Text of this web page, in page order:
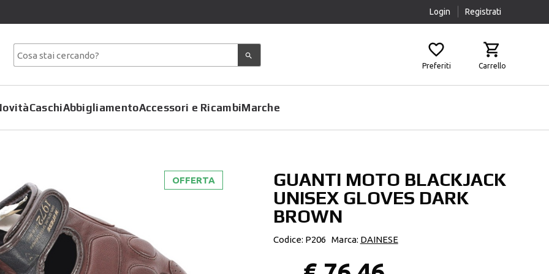
Login Registrati
Preferiti Carrello
Caschi
Prodotti Pulizia
Scaldacollo
Sottocasco
Abbigliamento
Pantaloni
Tute
Airbag
Fasce Lombari
Protezioni Aggiuntive
Accessori e Ricambi
Coprimoto
Marche
OFFERTA
GUANTI MOTO BLACKJACK
UNISEX GLOVES DARK
BROWN
Codice: P206 Marca: DAINESE